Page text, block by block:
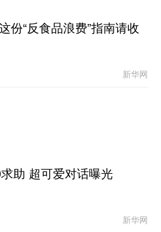
份“反食品浪费”指南请收
新华网
助 超可爱对话曝光
新华网